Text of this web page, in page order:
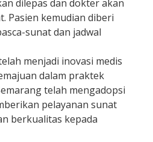
dilepas dan dokter akan
Pasien kemudian diberi
sunat dan jadwal
menjadi inovasi medis
dalam praktek
telah mengadopsi
pelayanan sunat
berkualitas kepada